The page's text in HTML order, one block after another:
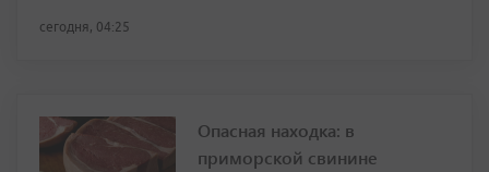
сегодня, 04:25
Опасная находка: в
приморской свинине